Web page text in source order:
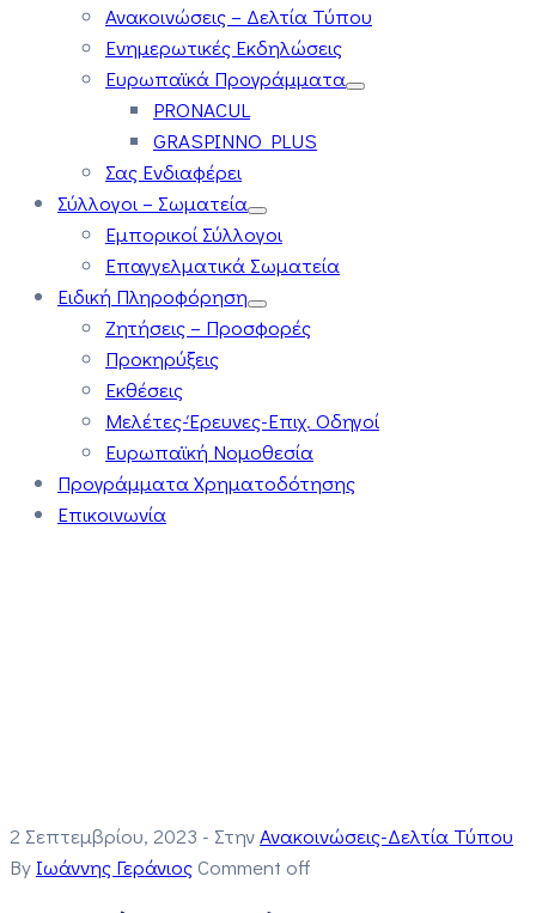
Ανακοινώσεις – Δελτία Τύπου
Ενημερωτικές Εκδηλώσεις
Ευρωπαϊκά Προγράμματα
PRONACUL
GRASPINNO PLUS
Σας Ενδιαφέρει
Σύλλογοι – Σωματεία
Εμπορικοί Σύλλογοι
Επαγγελματικά Σωματεία
Ειδική Πληροφόρηση
Ζητήσεις – Προσφορές
Προκηρύξεις
Εκθέσεις
Μελέτες-Έρευνες-Επιχ. Οδηγοί
Ευρωπαϊκή Νομοθεσία
Προγράμματα Χρηματοδότησης
Επικοινωνία
2 Σεπτεμβρίου, 2023 - ΣτηνΑνακοινώσεις-Δελτία Τύπου
By Ιωάννης ΓεράνιοςComment off